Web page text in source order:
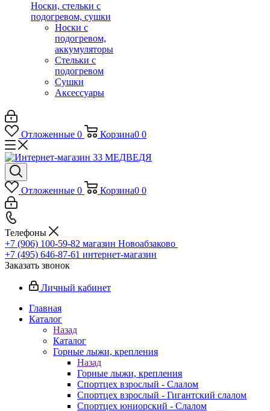
Носки, стельки с
подогревом, сушки
Носки с
подогревом,
аккумуляторы
Стельки с
подогревом
Сушки
Аксессуары
Отложенные 0 Корзина0 0
Отложенные 0 Корзина0 0
Телефоны
+7 (906) 100-59-82 магазин Новоабзаково
+7 (495) 646-87-61 интернет-магазин
Заказать звонок
Личный кабинет
Главная
Каталог
Назад
Каталог
Горные лыжи, крепления
Назад
Горные лыжи, крепления
Спортцех взрослый - Слалом
Спортцех взрослый - Гигантский слалом
Спортцех юниорский - Слалом